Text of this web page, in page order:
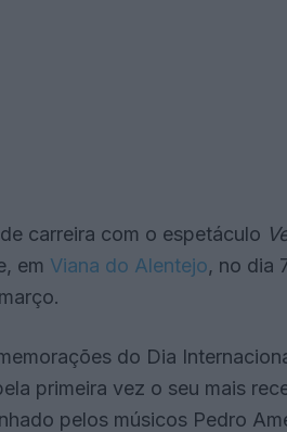
carreira com o espetáculo
em Viana do Alentejo, no dia
do Dia
primeira vez o seu mais
pelos músicos Pedro